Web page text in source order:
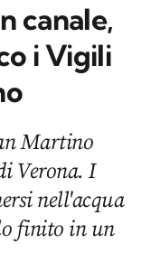
canale,
i Vigili
Martino
Verona. I
nell'acqua
finito in un